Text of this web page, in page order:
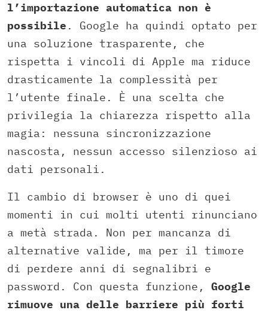
l’importazione automatica non è
possibile . Google ha quindi optato per
una soluzione trasparente, che
rispetta i vincoli di Apple ma riduce
drasticamente la complessità per
l’utente finale. È una scelta che
privilegia la chiarezza rispetto alla
magia: nessuna sincronizzazione
nascosta, nessun accesso silenzioso ai
dati personali.
Il cambio di browser è uno di quei
momenti in cui molti utenti rinunciano
a metà strada. Non per mancanza di
alternative valide, ma per il timore
di perdere anni di segnalibri e
password. Con questa funzione, Google
rimuove una delle barriere più forti